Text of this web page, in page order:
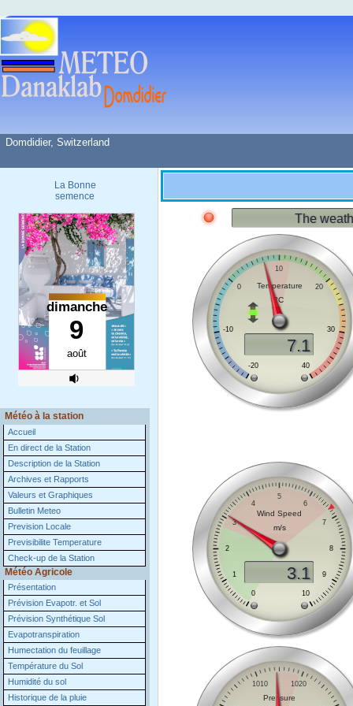
Domdidier, Switzerland
La Bonne
semence
Météo à la station
Accueil
En direct de la Station
Description de la Station
Archives et Rapports
Valeurs et Graphiques
Bulletin Meteo
Prevision Locale
Previsibilite Temperature
Check-up de la Station
Météo Agricole
Présentation
Prévision Evapotr. et Sol
Prévision Synthétique Sol
Evapotranspiration
Humectation du feuillage
Température du Sol
Humidité du sol
Historique de la pluie